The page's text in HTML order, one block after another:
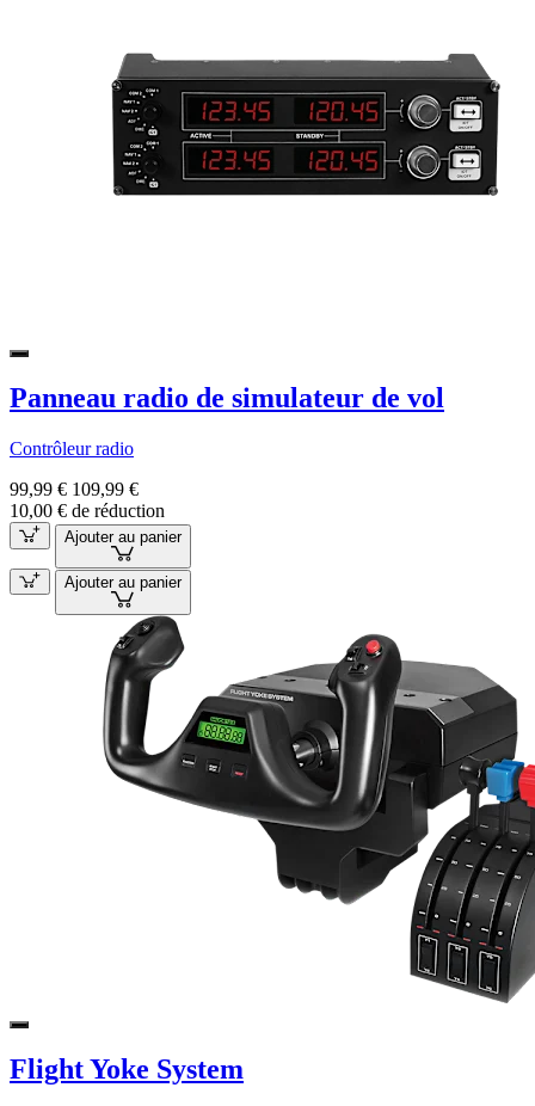
Panneau radio de simulateur de vol
Contrôleur radio
99,99 € 109,99 €
10,00 € de réduction
Ajouter au panier
Ajouter au panier
Flight Yoke System